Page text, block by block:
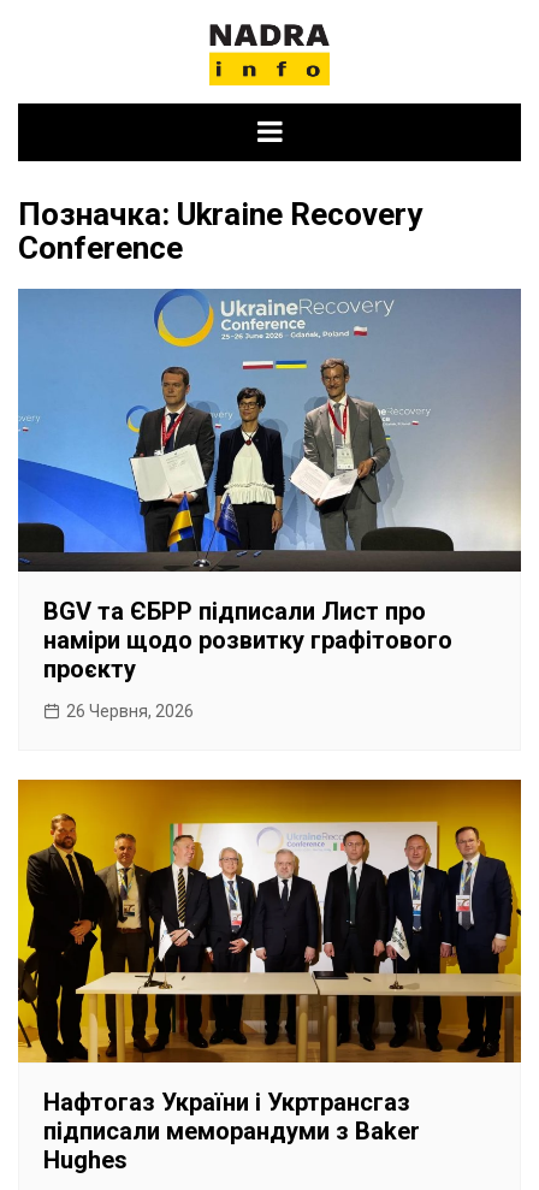
Позначка: Ukraine Recovery
Conference
BGV та ЄБРР підписали Лист про
наміри щодо розвитку графітового
проєкту
26 Червня, 2026
Нафтогаз України і Укртрансгаз
підписали меморандуми з Baker
Hughes